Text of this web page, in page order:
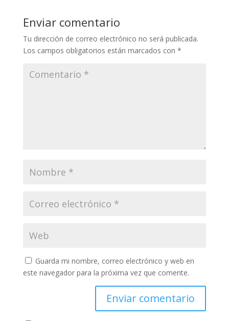
Enviar comentario
Tu dirección de correo electrónico no será publicada.
Los campos obligatorios están marcados con *
Guarda mi nombre, correo electrónico y web en
este navegador para la próxima vez que comente.